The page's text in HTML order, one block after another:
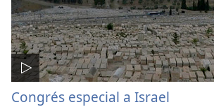
Congrés especial a Israel